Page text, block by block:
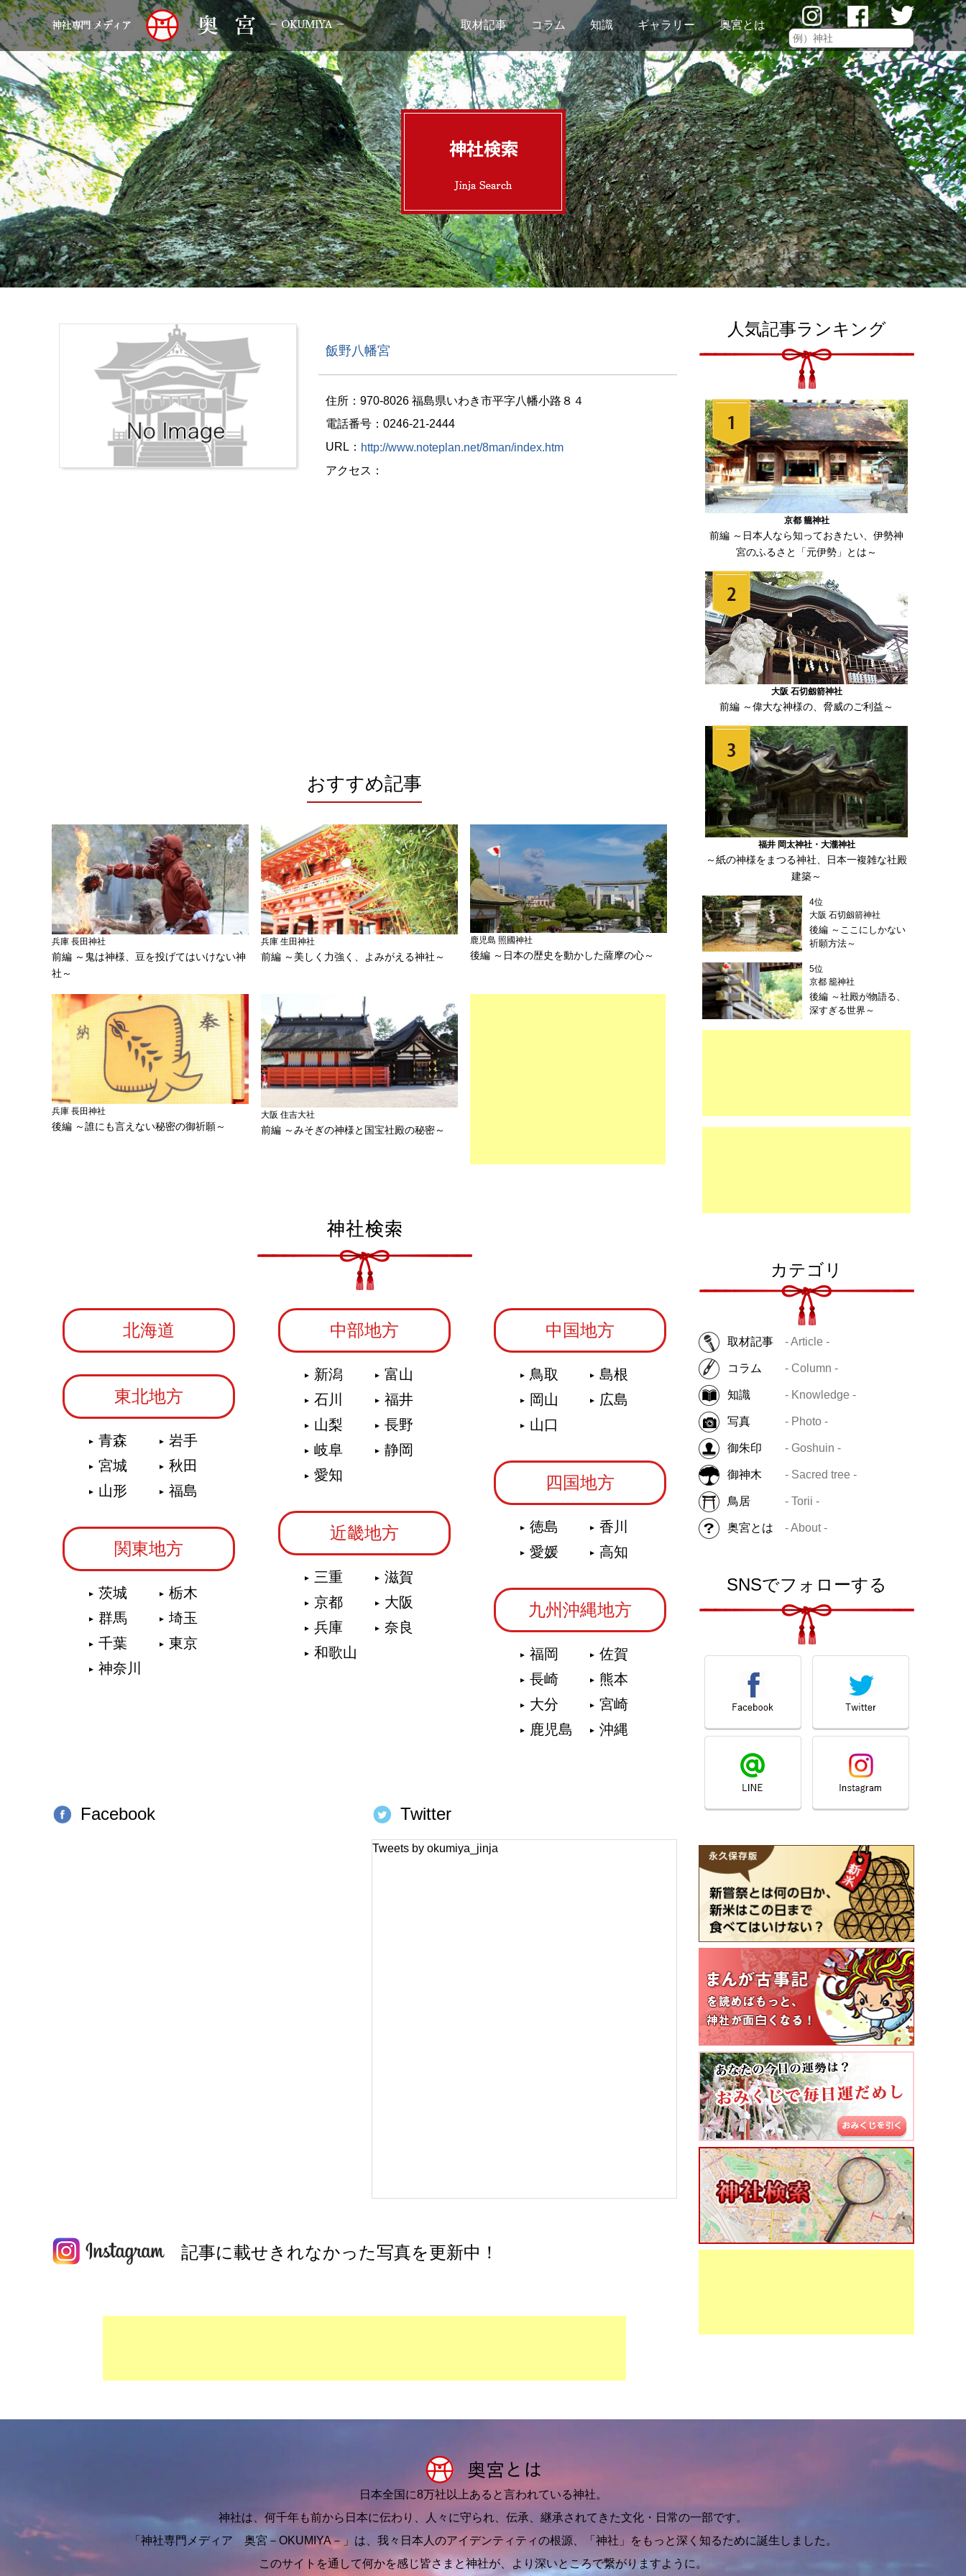
取材記事 コラム 知識 ギャラリー 奥宮とは
飯野八幡宮
住所：970-8026 福島県いわき市平字八幡小路８４
電話番号：0246-21-2444
URL： http://www.noteplan.net/8man/index.htm
アクセス：
人気記事ランキング
京都 籠神社
前編 ～日本人なら知っておきたい、伊勢神
宮のふるさと「元伊勢」とは～
大阪 石切劔箭神社
前編 ～偉大な神様の、脅威のご利益～
福井 岡太神社・大瀧神社
～紙の神様をまつる神社、日本一複雑な社殿
建築～
4位
大阪 石切劔箭神社
後編 ～ここにしかない
祈願方法～
5位
京都 籠神社
後編 ～社殿が物語る、
深すぎる世界～
カテゴリ
取材記事 - Article -
コラム - Column -
知識 - Knowledge -
写真 - Photo -
御朱印 - Goshuin -
御神木 - Sacred tree -
鳥居 - Torii -
奥宮とは - About -
SNSでフォローする
おすすめ記事
兵庫 長田神社
前編 ～鬼は神様、豆を投げてはいけない神
社～
兵庫 生田神社
前編 ～美しく力強く、よみがえる神社～
鹿児島 照國神社
後編 ～日本の歴史を動かした薩摩の心～
兵庫 長田神社
後編 ～誰にも言えない秘密の御祈願～
大阪 住吉大社
前編 ～みそぎの神様と国宝社殿の秘密～
北海道
東北地方
青森
岩手
宮城
秋田
山形
福島
関東地方
茨城
栃木
群馬
埼玉
千葉
東京
神奈川
中部地方
新潟
富山
石川
福井
山梨
長野
岐阜
静岡
愛知
近畿地方
三重
滋賀
京都
大阪
兵庫
奈良
和歌山
中国地方
鳥取
島根
岡山
広島
山口
四国地方
徳島
香川
愛媛
高知
九州沖縄地方
福岡
佐賀
長崎
熊本
大分
宮崎
鹿児島
沖縄
Facebook Twitter
Tweets by okumiya_jinja
記事に載せきれなかった写真を更新中！
日本全国に8万社以上あると言われている神社。
神社は、何千年も前から日本に伝わり、人々に守られ、伝承、継承されてきた文化・日常の一部です。
「神社専門メディア 奥宮－OKUMIYA－」は、我々日本人のアイデンティティの根源、「神社」をもっと深く知るために誕生しました。
このサイトを通して何かを感じ皆さまと神社が、より深いところで繋がりますように。